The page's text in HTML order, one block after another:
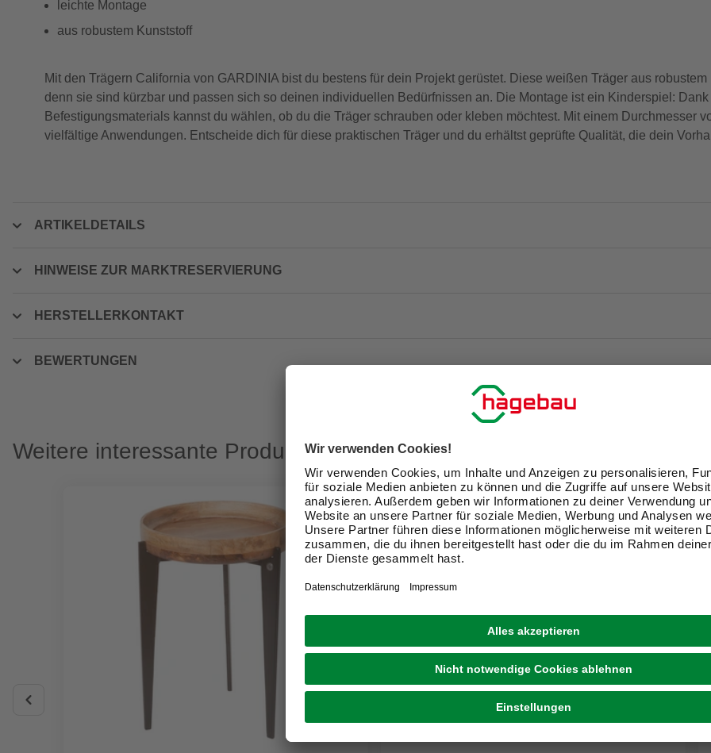
leichte Montage
aus robustem Kunststoff
Mit den Trägern California von GARDINIA bist du bestens für dein Projekt gerüstet. Diese weißen Träger aus
denn sie sind kürzbar und passen sich so deinen individuellen Bedürfnissen an. Die Montage ist ein Kinderspiel:
Befestigungsmaterials kannst du wählen, ob du die Träger schrauben oder kleben möchtest. Mit einem Durchmesser
vielfältige Anwendungen. Entscheide dich für diese praktischen Träger und du erhältst geprüfte Qualität, die dein
ARTIKELDETAILS
HINWEISE ZUR MARKTRESERVIERUNG
HERSTELLERKONTAKT
BEWERTUNGEN
Weitere interessante Produkte